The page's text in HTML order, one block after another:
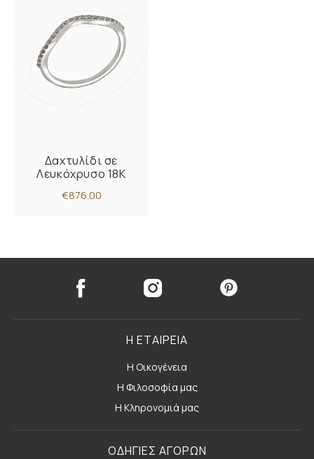
Δαχτυλίδι σε
Λευκόχρυσο 18K
€876.00
Η ΕΤΑΙΡΕΙΑ
Η Οικογένεια
Η Φιλοσοφία μας
Η Κληρονομιά μας
ΟΔΗΓΙΕΣ ΑΓΟΡΩΝ